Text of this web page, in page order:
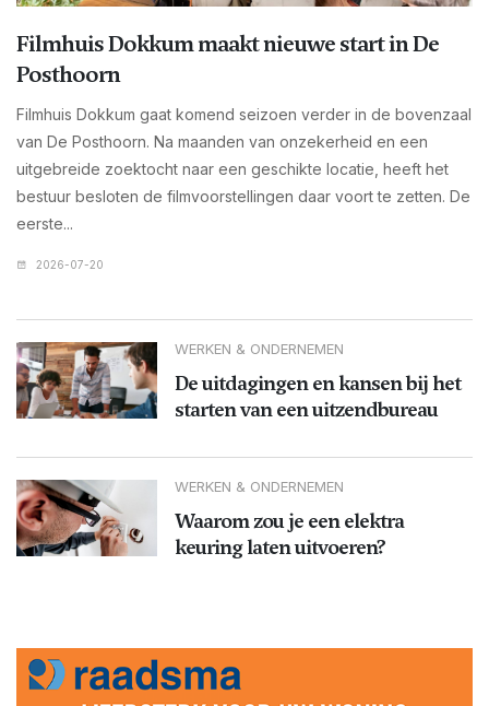
Filmhuis Dokkum maakt nieuwe start in De
Posthoorn
Filmhuis Dokkum gaat komend seizoen verder in de bovenzaal
van De Posthoorn. Na maanden van onzekerheid en een
uitgebreide zoektocht naar een geschikte locatie, heeft het
bestuur besloten de filmvoorstellingen daar voort te zetten. De
eerste...
2026-07-20
WERKEN & ONDERNEMEN
De uitdagingen en kansen bij het
starten van een uitzendbureau
WERKEN & ONDERNEMEN
Waarom zou je een elektra
keuring laten uitvoeren?